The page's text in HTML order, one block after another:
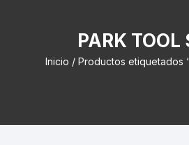
PARK TOOL
Inicio / Productos etiquetados